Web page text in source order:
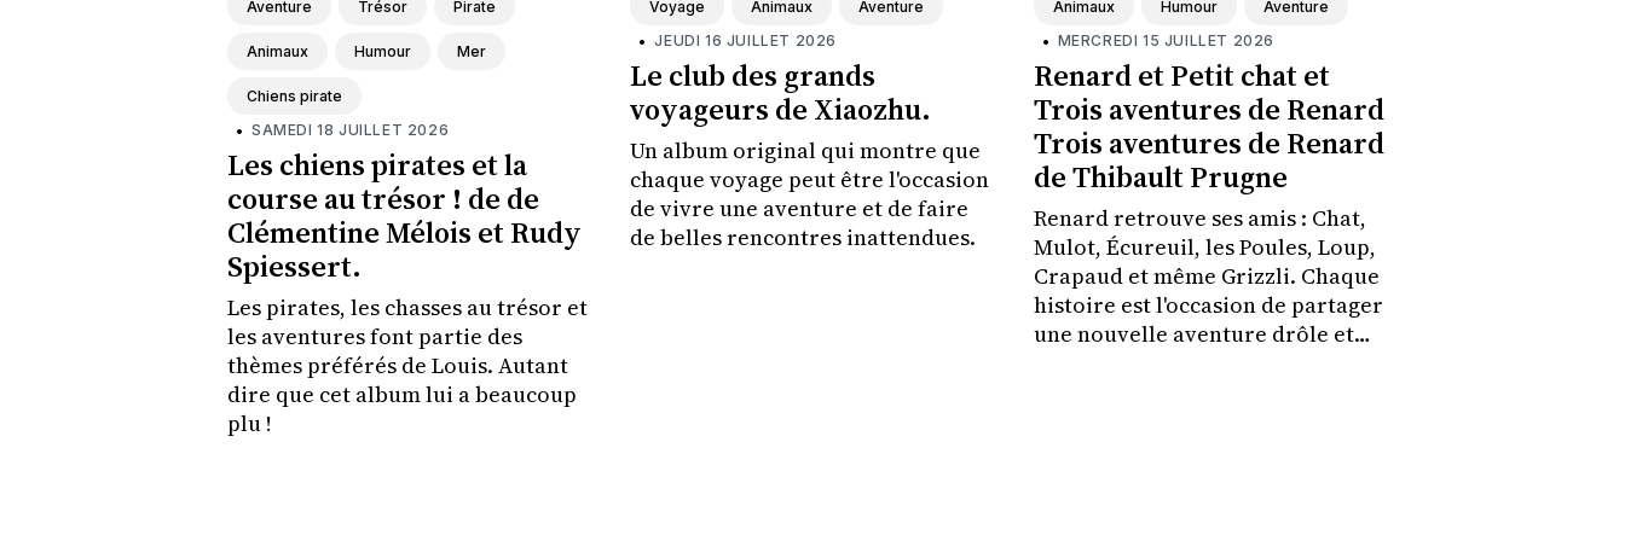
Aventure Trésor Pirate
Animaux Humour Mer
Chiens pirate
• SAMEDI 18 JUILLET 2026
Les chiens pirates et la
course au trésor ! de de
Clémentine Mélois et Rudy
Spiessert.
Les pirates, les chasses au trésor et
les aventures font partie des
thèmes préférés de Louis. Autant
dire que cet album lui a beaucoup
plu !
Voyage Animaux Aventure
• JEUDI 16 JUILLET 2026
Le club des grands
voyageurs de Xiaozhu.
Un album original qui montre que
chaque voyage peut être l'occasion
de vivre une aventure et de faire
de belles rencontres inattendues.
Animaux Humour Aventure
• MERCREDI 15 JUILLET 2026
Renard et Petit chat et
Trois aventures de Renard
Trois aventures de Renard
de Thibault Prugne
Renard retrouve ses amis : Chat,
Mulot, Écureuil, les Poules, Loup,
Crapaud et même Grizzli. Chaque
histoire est l'occasion de partager
une nouvelle aventure drôle et